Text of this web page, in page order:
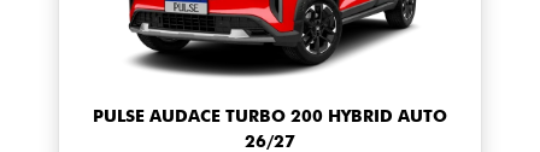
PULSE AUDACE TURBO 200 HYBRID AUTO
26/27